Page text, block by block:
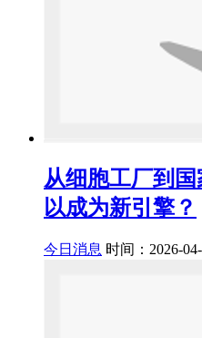
从细胞工厂到
以成为新引擎？
今日消息 时间：2026-